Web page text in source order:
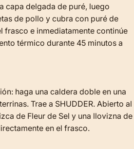
capa delgada de puré, luego
de pollo y cubra con puré de
frasco e inmediatamente continúe
térmico durante 45 minutos a
haga una caldera doble en una
Trae a SHUDDER. Abierto al
de Fleur de Sel y una llovizna de
en el frasco.